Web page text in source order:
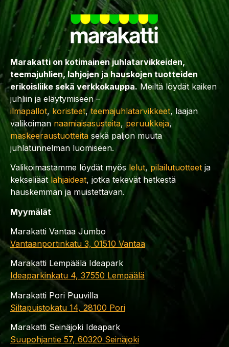
Marakatti on kotimainen juhlatarvikkeiden,
teemajuhlien, lahjojen ja hauskojen tuotteiden
erikoisliike sekä verkkokauppa. Meiltä löydät kaiken
juhliin ja eläytymiseen –
ilmapallot, koristeet,teemajuhlatarvikkeet, laajan
valikoiman naamiaisasusteita, peruukkeja,
maskeeraustuotteita sekä paljon muuta
juhlatunnelman luomiseen.
Valikoimastamme löydät myös lelut,pilailutuotteet ja
kekseliäät lahjaideat, jotka tekevät hetkestä
hauskemman ja muistettavan.
Myymälät
Marakatti Vantaa Jumbo
Vantaanportinkatu 3, 01510 Vantaa
Marakatti Lempäälä Ideapark
Ideaparkinkatu 4, 37550 Lempäälä
Marakatti Pori Puuvilla
Siltapuistokatu 14, 28100 Pori
Marakatti Seinäjoki Ideapark
Suupohjantie 57, 60320 Seinäjoki